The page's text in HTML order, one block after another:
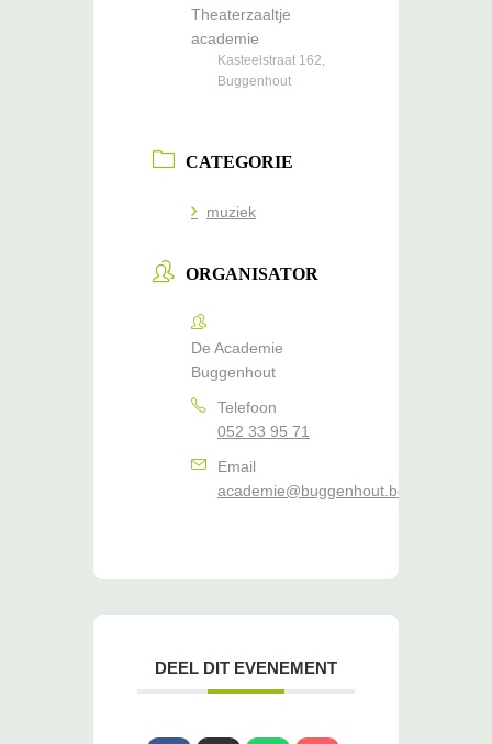
Theaterzaaltje
academie
Kasteelstraat 162,
Buggenhout
CATEGORIE
muziek
ORGANISATOR
De Academie
Buggenhout
Telefoon
052 33 95 71
Email
academie@buggenhout.be
DEEL DIT EVENEMENT